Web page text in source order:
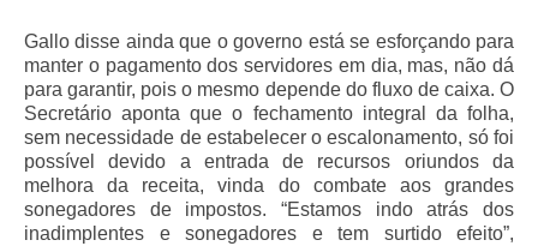
Gallo disse ainda que o governo está se esforçando para
manter o pagamento dos servidores em dia, mas, não dá
para garantir, pois o mesmo depende do fluxo de caixa. O
Secretário aponta que o fechamento integral da folha,
sem necessidade de estabelecer o escalonamento, só foi
possível devido a entrada de recursos oriundos da
melhora da receita, vinda do combate aos grandes
sonegadores de impostos. “Estamos indo atrás dos
inadimplentes e sonegadores e tem surtido efeito”,